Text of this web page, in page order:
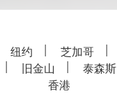
纽约 芝加哥
旧金山 泰森斯
香港